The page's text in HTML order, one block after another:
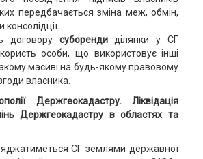
передбачається зміна меж, обмін,
консолідції.
договору суборендиділянки у СГ
особи, що використовує інші
масиві на будь-якому правовому
власника.
Держгеокадастру.Ліквідація
Держгеокадастру в областях та
СГ землями державної